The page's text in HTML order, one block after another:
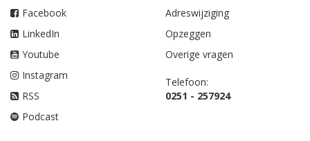
Facebook
LinkedIn
Youtube
Instagram
RSS
Podcast
Adreswijziging
Opzeggen
Overige vragen
Telefoon:
0251 - 257924